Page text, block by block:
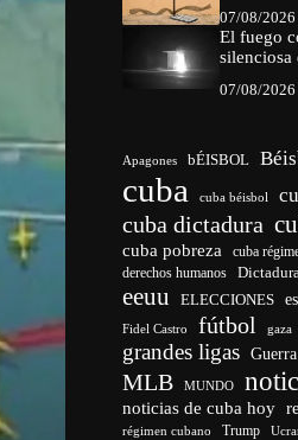
07/08/2026
El fuego
silenciosa
07/08/2026
Apagones bÉISBOL
cuba cuba béisbol
cuba dictadura
cuba pobreza cuba
derechos humanos Dictadura
eeuu ELECCIONES
Fidel Castro fútbol gaza
grandes ligas Guerra
MLB MUNDO
noticias de cuba hoy
régimen cubano Trump